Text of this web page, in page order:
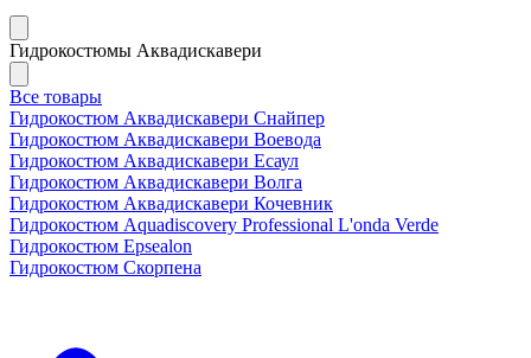
Гидрокостюмы Аквадискавери
Все товары
Гидрокостюм Аквадискавери Снайпер
Гидрокостюм Аквадискавери Воевода
Гидрокостюм Аквадискавери Есаул
Гидрокостюм Аквадискавери Волга
Гидрокостюм Аквадискавери Кочевник
Гидрокостюм Aquadiscovery Professional L'onda Verde
Гидрокостюм Epsealon
Гидрокостюм Скорпена